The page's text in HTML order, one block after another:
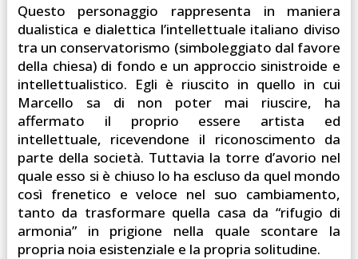
Questo personaggio rappresenta in maniera
dualistica e dialettica l’intellettuale italiano diviso
tra un conservatorismo (simboleggiato dal favore
della chiesa) di fondo e un approccio sinistroide e
intellettualistico. Egli è riuscito in quello in cui
Marcello sa di non poter mai riuscire, ha
affermato il proprio essere artista ed
intellettuale, ricevendone il riconoscimento da
parte della società. Tuttavia la torre d’avorio nel
quale esso si è chiuso lo ha escluso da quel mondo
così frenetico e veloce nel suo cambiamento,
tanto da trasformare quella casa da “rifugio di
armonia” in prigione nella quale scontare la
propria noia esistenziale e la propria solitudine.